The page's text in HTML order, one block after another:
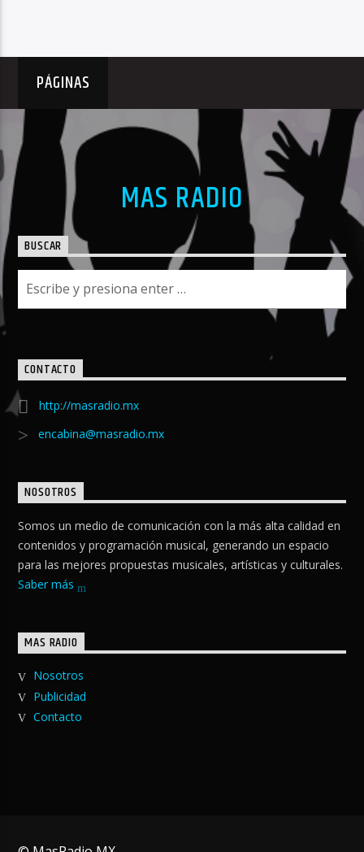
PÁGINAS
MAS RADIO
BUSCAR
CONTACTO
http://masradio.mx
encabina@masradio.mx
NOSOTROS
Somos un medio de comunicación con la más alta calidad en
contenidos y programación musical, generando un espacio
para las mejores propuestas musicales, artísticas y culturales.
Saber más
MAS RADIO
Nosotros
Publicidad
Contacto